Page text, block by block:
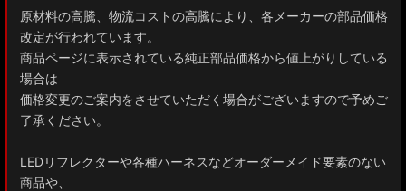
原材料の高騰、物流コストの高騰により、各メーカーの部品価格
改定が行われています。
商品ページに表示されている純正部品価格から値上がりしている
場合は
価格変更のご案内をさせていただく場合がございますので予めご
了承ください。
LEDリフレクターや各種ハーネスなどオーダーメイド要素のない
商品や、